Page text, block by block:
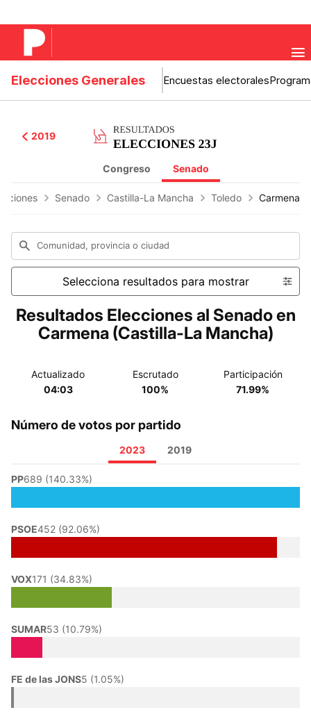
Elecciones Generales Encuestas electorales
2019
Congreso Senado
Senado Castilla-La Mancha Toledo Carmena
Comunidad, provincia o ciudad
Selecciona resultados para mostrar
Resultados Elecciones al Senado en
Carmena (Castilla-La Mancha)
Actualizado
04:03
Escrutado
100%
Participación
71.99%
Número de votos por partido
2023 2019
PP689 (140.33%)
PSOE452 (92.06%)
VOX171 (34.83%)
SUMAR53 (10.79%)
FE de las JONS5 (1.05%)